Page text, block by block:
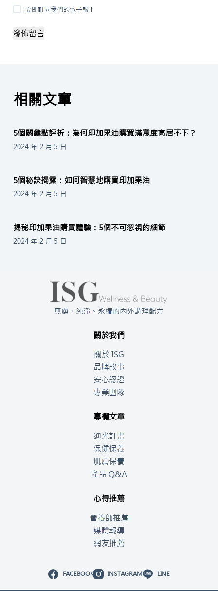
立即訂閱我們的電子報！
發佈留言
相關文章
5個關鍵點評析：為何印加果油購買滿意度高居不下？
2024 年 2 月 5 日
5個秘訣揭露：如何智慧地購買印加果油
2024 年 2 月 5 日
揭秘印加果油購買體驗：5個不可忽視的細節
2024 年 2 月 5 日
無慮、純淨、永續的內外調理配方
關於我們
關於 ISG
品牌故事
安心認證
專業團隊
專欄文章
迎光計畫
保健保養
肌膚保養
產品 Q&A
心得推薦
營養師推薦
媒體報導
網友推薦
FACEBOOK INSTAGRAM LINE